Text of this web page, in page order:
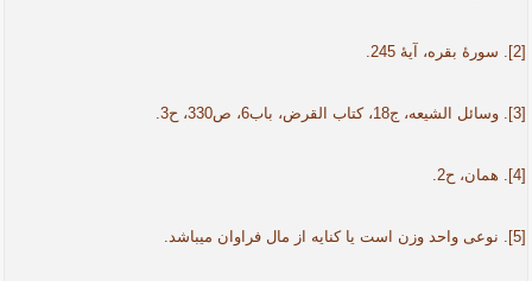
[2]. سورۀ بقره، آیۀ 245.
[3]. وسائل الشیعه، ج18، کتاب القرض، باب6، ص330، ح3.
[4]. همان، ح2.
[5]. نوعی واحد وزن است یا کنایه از مال فراوان می­باشد.